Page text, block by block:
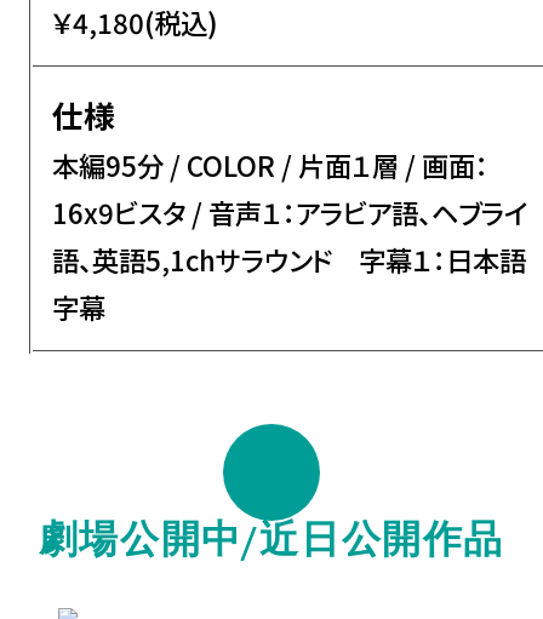
￥4,180(税込)
仕様
本編95分 / COLOR / 片面１層 / 画面：
16x9ビスタ / 音声１：アラビア語、ヘブライ
語、英語5,1chサラウンド 字幕１：日本語
字幕
劇場公開中/近日公開作品